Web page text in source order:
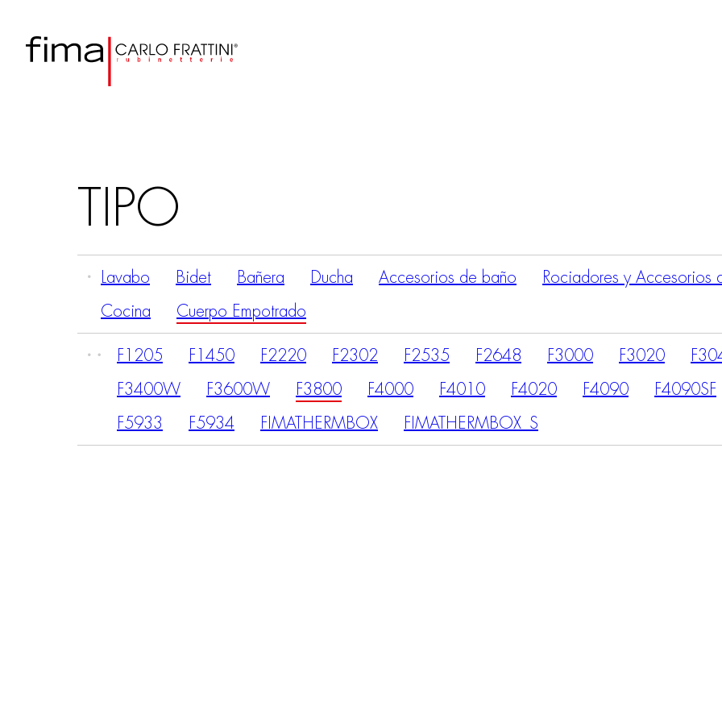
TIPO
Lavabo Bidet Bañera Ducha Accesorios de baño Rociadores y Accesorios
Cocina Cuerpo Empotrado
F1205 F1450 F2220 F2302 F2535 F2648 F3000 F3020
F3400W F3600W F3800 F4000 F4010 F4020 F4090 F4090SF
F5933 F5934 FIMATHERMBOX FIMATHERMBOX_S